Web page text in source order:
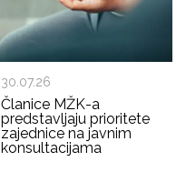
30.07.26
Članice MŽK-a
predstavljaju prioritete
zajednice na javnim
konsultacijama